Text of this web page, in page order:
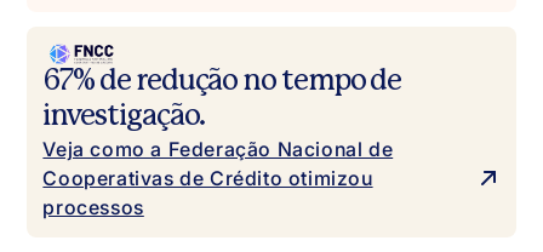
67% de redução no tempo de
investigação.
Veja como a Federação Nacional de
Cooperativas de Crédito otimizou
processos